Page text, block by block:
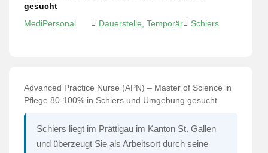
gesucht
MediPersonal
Dauerstelle, Temporär Schiers
Advanced Practice Nurse (APN) – Master of Science in
Pflege 80-100% in Schiers und Umgebung gesucht
Schiers liegt im Prättigau im Kanton St. Gallen
und überzeugt Sie als Arbeitsort durch seine